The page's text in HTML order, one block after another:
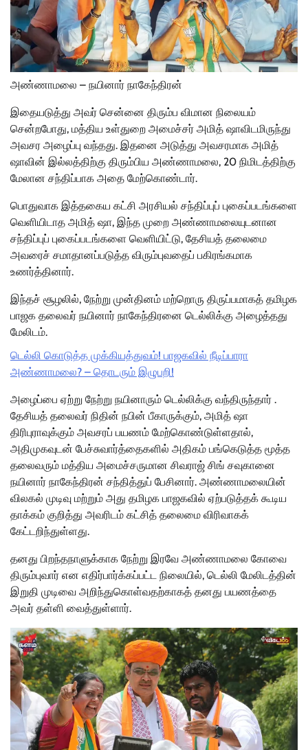
அண்ணாமலை – நயினார் நாகேந்திரன்
இதையடுத்து அவர் சென்னை திரும்ப விமான நிலையம்
சென்றபோது, மத்திய உள்துறை அமைச்சர் அமித் ஷாவிடமிருந்து
அவசர அழைப்பு வந்தது. இதனை அடுத்து அவசரமாக அமித்
ஷாவின் இல்லத்திற்கு திரும்பிய அண்ணாமலை, 20 நிமிடத்திற்கு
மேலான சந்திப்பாக அதை மேற்கொண்டார்.
பொதுவாக இத்தகைய கட்சி அரசியல் சந்திப்புப் புகைப்படங்களை
வெளியிடாத அமித் ஷா, இந்த முறை அண்ணாமலையுடனான
சந்திப்புப் புகைப்படங்களை வெளியிட்டு, தேசியத் தலைமை
அவரைச் சமாதானப்படுத்த விரும்புவதைப் பகிரங்கமாக
உணர்த்தினார்.
இந்தச் சூழலில், நேற்று முன்தினம் மற்றொரு திருப்பமாகத் தமிழக
பாஜக தலைவர் நயினார் நாகேந்திரனை டெல்லிக்கு அழைத்தது
மேலிடம்.
டெல்லி கொடுத்த முக்கியத்துவம்! பாஜகவில் நீடிப்பாரா
அண்ணாமலை? – தொடரும் இழுபறி!
அழைப்பை ஏற்று நேற்று நயினாரும் டெல்லிக்கு வந்திருந்தார் .
தேசியத் தலைவர் நிதின் நபின் பீகாருக்கும், அமித் ஷா
திரிபுராவுக்கும் அவசரப் பயணம் மேற்கொண்டுள்ளதால்,
அதிமுகவுடன் பேச்சுவார்த்தைகளில் அதிகம் பங்கெடுத்த மூத்த
தலைவரும் மத்திய அமைச்சருமான சிவராஜ் சிங் சவுகானை
நயினார் நாகேந்திரன் சந்தித்துப் பேசினார். அண்ணாமலையின்
விலகல் முடிவு மற்றும் அது தமிழக பாஜகவில் ஏற்படுத்தக் கூடிய
தாக்கம் குறித்து அவரிடம் கட்சித் தலைமை விரிவாகக்
கேட்டறிந்துள்ளது.
தனது பிறந்தநாளுக்காக நேற்று இரவே அண்ணாமலை கோவை
திரும்புவார் என எதிர்பார்க்கப்பட்ட நிலையில், டெல்லி மேலிடத்தின்
இறுதி முடிவை அறிந்துகொள்வதற்காகத் தனது பயணத்தை
அவர் தள்ளி வைத்துள்ளார்.